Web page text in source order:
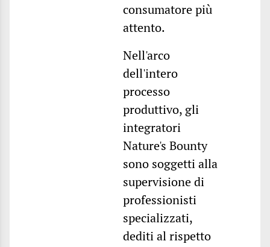
consumatore più
attento.
Nell'arco
dell'intero
processo
produttivo, gli
integratori
Nature's Bounty
sono soggetti alla
supervisione di
professionisti
specializzati,
dediti al rispetto